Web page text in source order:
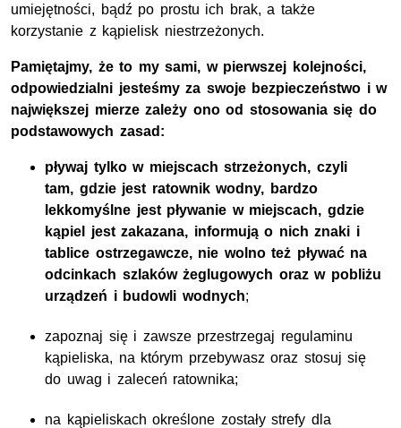
umiejętności, bądź po prostu ich brak, a także
korzystanie z kąpielisk niestrzeżonych.
Pamiętajmy, że to my sami, w pierwszej kolejności,
odpowiedzialni jesteśmy za swoje bezpieczeństwo i w
największej mierze zależy ono od stosowania się do
podstawowych zasad:
pływaj tylko w miejscach strzeżonych, czyli
tam, gdzie jest ratownik wodny, bardzo
lekkomyślne jest pływanie w miejscach, gdzie
kąpiel jest zakazana, informują o nich znaki i
tablice ostrzegawcze, nie wolno też pływać na
odcinkach szlaków żeglugowych oraz w pobliżu
urządzeń i budowli wodnych;
zapoznaj się i zawsze przestrzegaj regulaminu
kąpieliska, na którym przebywasz oraz stosuj się
do uwag i zaleceń ratownika;
na kąpieliskach określone zostałystrefy dla